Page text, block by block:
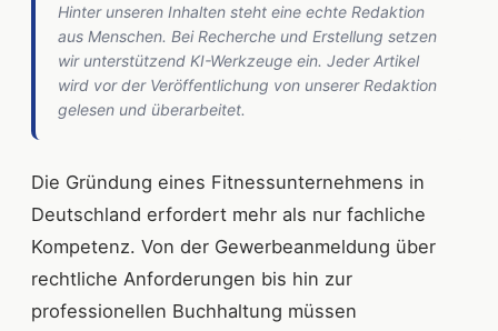
Hinter unseren Inhalten steht eine echte Redaktion
aus Menschen. Bei Recherche und Erstellung setzen
wir unterstützend KI-Werkzeuge ein. Jeder Artikel
wird vor der Veröffentlichung von unserer Redaktion
gelesen und überarbeitet.
Die Gründung eines Fitnessunternehmens in
Deutschland erfordert mehr als nur fachliche
Kompetenz. Von der Gewerbeanmeldung über
rechtliche Anforderungen bis hin zur
professionellen Buchhaltung müssen